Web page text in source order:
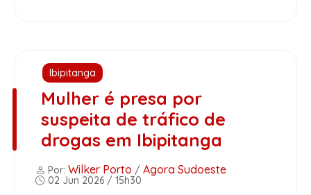
Ibipitanga
Mulher é presa por
suspeita de tráfico de
drogas em Ibipitanga
Por: Wilker Porto / Agora Sudoeste
02 Jun 2026 / 15h30